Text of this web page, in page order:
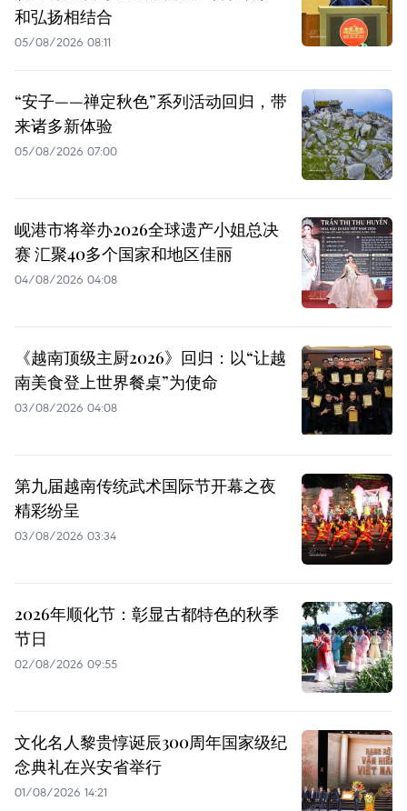
和弘扬相结合
05/08/2026 08:11
“安子——禅定秋色”系列活动回归，带
来诸多新体验
05/08/2026 07:00
岘港市将举办2026全球遗产小姐总决
赛 汇聚40多个国家和地区佳丽
04/08/2026 04:08
《越南顶级主厨2026》回归：以“让越
南美食登上世界餐桌”为使命
03/08/2026 04:08
第九届越南传统武术国际节开幕之夜
精彩纷呈
03/08/2026 03:34
2026年顺化节：彰显古都特色的秋季
节日
02/08/2026 09:55
文化名人黎贵惇诞辰300周年国家级纪
念典礼在兴安省举行
01/08/2026 14:21